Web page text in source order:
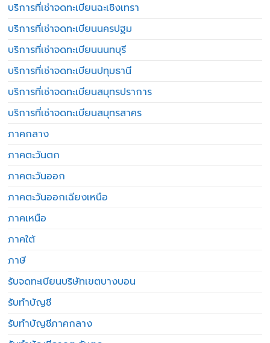
บริการที่เช่าจดทะเบียนฉะเชิงเทรา
บริการที่เช่าจดทะเบียนนครปฐม
บริการที่เช่าจดทะเบียนนนทบุรี
บริการที่เช่าจดทะเบียนปทุมธานี
บริการที่เช่าจดทะเบียนสมุทรปราการ
บริการที่เช่าจดทะเบียนสมุทรสาคร
ภาคกลาง
ภาคตะวันตก
ภาคตะวันออก
ภาคตะวันออกเฉียงเหนือ
ภาคเหนือ
ภาคใต้
ภาษี
รับจดทะเบียนบริษัทเขตบางบอน
รับทำบัญชี
รับทำบัญชีภาคกลาง